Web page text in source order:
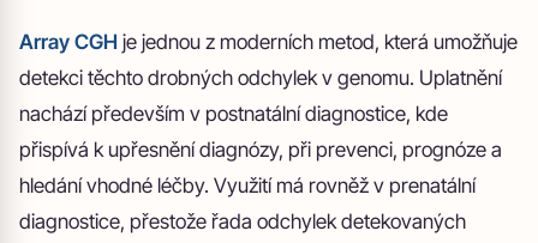
Array CGH je jednou z moderních metod, která umožňuje
detekci těchto drobných odchylek v genomu. Uplatnění
nachází především v postnatální diagnostice, kde
přispívá k upřesnění diagnózy, při prevenci, prognóze a
hledání vhodné léčby. Využití má rovněž v prenatální
diagnostice, přestože řada odchylek detekovaných